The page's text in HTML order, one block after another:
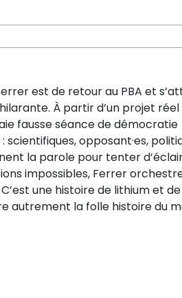
est de retour au PBA et
À partir d’un projet
fausse séance de démocratie
opposant·es,
la parole pour tenter
impossibles, Ferrer
une histoire de lithium et
autrement la folle histoire du